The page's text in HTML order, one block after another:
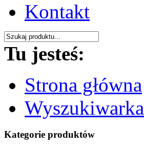
Kontakt
Tu jesteś:
Strona główna
Wyszukiwarka
Kategorie produktów